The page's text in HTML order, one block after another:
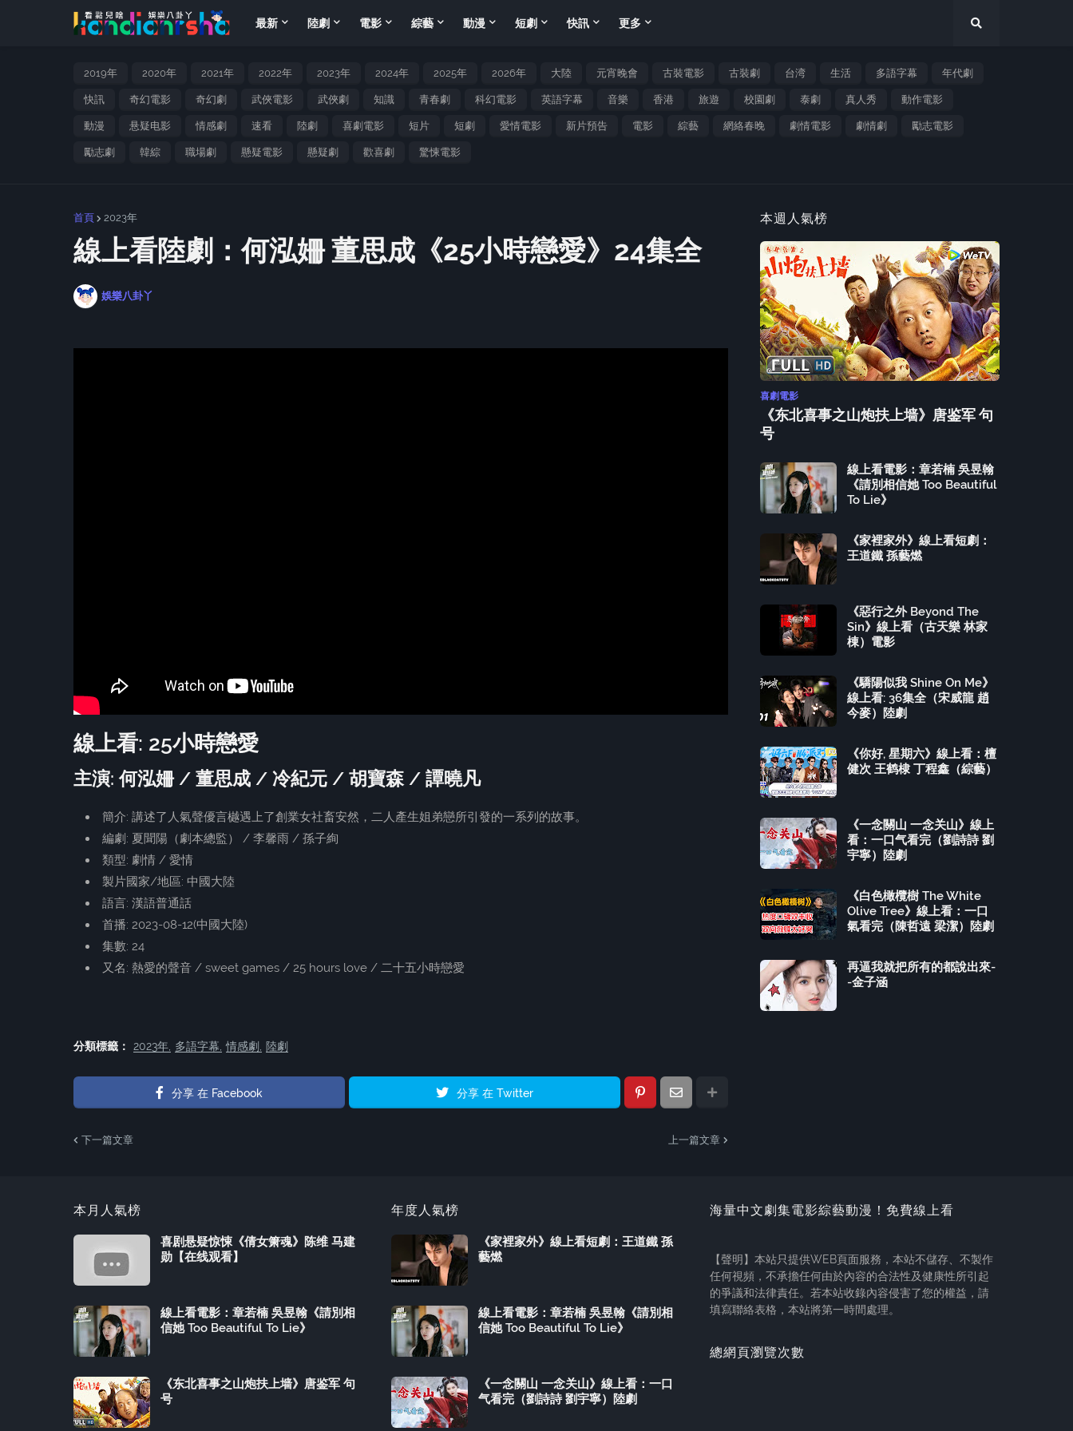
最新 陸劇 電影 綜藝 動漫 短劇 快訊 更多
2019年 2020年 2021年 2022年 2023年 2024年 2025年 2026年 大陸 元宵晚會 古裝電影 古裝劇 台湾 生活 多語字幕 年代劇
快訊 奇幻電影 奇幻劇 武俠電影 武俠劇 知識 青春劇 科幻電影 英語字幕 音樂 香港 旅遊 校園劇 泰劇 真人秀 動作電影
動漫 悬疑电影 情感劇 速看 陸劇 喜劇電影 短片 短劇 愛情電影 新片預告 電影 綜藝 網絡春晚 劇情電影 劇情劇 勵志電影
勵志劇 韓綜 職場劇 懸疑電影 懸疑劇 歡喜劇 驚悚電影
首頁 2023年
線上看陸劇：何泓姍 董思成《25小時戀愛》24集全
娛樂八卦丫
線上看: 25小時戀愛
主演: 何泓姍 / 董思成 / 冷紀元 / 胡寶森 / 譚曉凡
簡介: 講述了人氣聲優言樾遇上了創業女社畜安然，二人產生姐弟戀所引發的一系列的故事。
編劇: 夏聞陽（劇本總監） / 李馨雨 / 孫子絢
類型: 劇情 / 愛情
製片國家/地區: 中國大陸
語言: 漢語普通話
首播: 2023-08-12(中國大陸)
集數: 24
又名: 熱愛的聲音 / sweet games / 25 hours love / 二十五小時戀愛
分類標籤： 2023年 多語字幕 情感劇 陸劇
分享 在 Facebook 分享 在 Twitter
下一篇文章 上一篇文章
本週人氣榜
喜劇電影
《东北喜事之山炮扶上墙》唐鉴军 句
号
線上看電影：章若楠 吳昱翰
《請別相信她 Too Beautiful
To Lie》
《家裡家外》線上看短劇：
王道鐵 孫藝燃
《惡行之外 Beyond The
Sin》線上看（古天樂 林家
棟）電影
《驕陽似我 Shine On Me》
線上看: 36集全（宋威龍 趙
今麥）陸劇
《你好, 星期六》線上看：檀
健次 王鹤棣 丁程鑫（綜藝）
《一念關山 一念关山》線上
看：一口气看完（劉詩詩 劉
宇寧）陸劇
《白色橄欖樹 The White
Olive Tree》線上看：一口
氣看完（陳哲遠 梁潔）陸劇
再逼我就把所有的都說出來-
-金子涵
本月人氣榜
喜剧悬疑惊悚《倩女箫魂》陈维 马建
勋【在线观看】
線上看電影：章若楠 吳昱翰《請別相
信她 Too Beautiful To Lie》
《东北喜事之山炮扶上墙》唐鉴军 句
号
年度人氣榜
《家裡家外》線上看短劇：王道鐵 孫
藝燃
線上看電影：章若楠 吳昱翰《請別相
信她 Too Beautiful To Lie》
《一念關山 一念关山》線上看：一口
气看完（劉詩詩 劉宇寧）陸劇
海量中文劇集電影綜藝動漫！免費線上看
【聲明】本站只提供WEB頁面服務，本站不儲存、不製作
任何視頻，不承擔任何由於內容的合法性及健康性所引起
的爭議和法律責任。若本站收錄內容侵害了您的權益，請
填寫聯絡表格，本站將第一時間處理。
總網頁瀏覽次數